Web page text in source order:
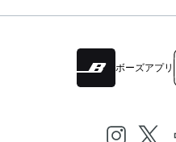
ボーズアプリ